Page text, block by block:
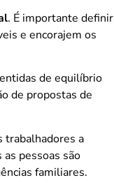
. É importante definir
e encorajem os
de equilíbrio
de propostas de
trabalhadores a
pessoas são
familiares.